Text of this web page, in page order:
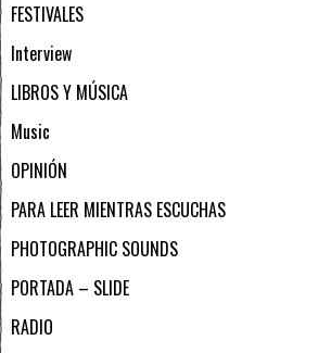
FESTIVALES
Interview
LIBROS Y MÚSICA
Music
OPINIÓN
PARA LEER MIENTRAS ESCUCHAS
PHOTOGRAPHIC SOUNDS
PORTADA – SLIDE
RADIO